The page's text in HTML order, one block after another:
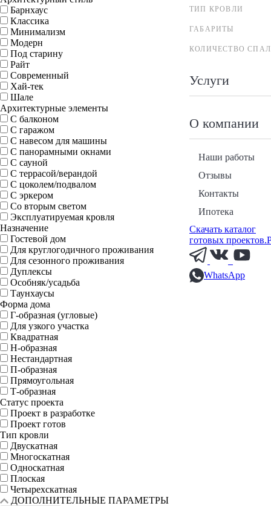
ТИП КРОВЛИ
ГАБАРИТЫ
КОЛИЧЕСТВО
Услуги
О компании
Наши работы
Отзывы
Контакты
Ипотека
Скачать каталог
готовых
WhatsApp
Барнхаус
Классика
Минимализм
Модерн
Под старину
Райт
Современный
Хай-тек
Шале
Архитектурные элементы
С балконом
С гаражом
С навесом для машины
С панорамными окнами
С сауной
С террасой/верандой
С цоколем/подвалом
С эркером
Со вторым светом
Эксплуатируемая кровля
Назначение
Гостевой дом
Для круглогодичного проживания
Для сезонного проживания
Дуплексы
Особняк/усадьба
Таунхаусы
Форма дома
Г-образная (угловые)
Для узкого участка
Квадратная
Н-образная
Нестандартная
П-образная
Прямоугольная
Т-образная
Статус проекта
Проект в разработке
Проект готов
Тип кровли
Двускатная
Многоскатная
Односкатная
Плоская
Четырехскатная
ДОПОЛНИТЕЛЬНЫЕ ПАРАМЕТРЫ